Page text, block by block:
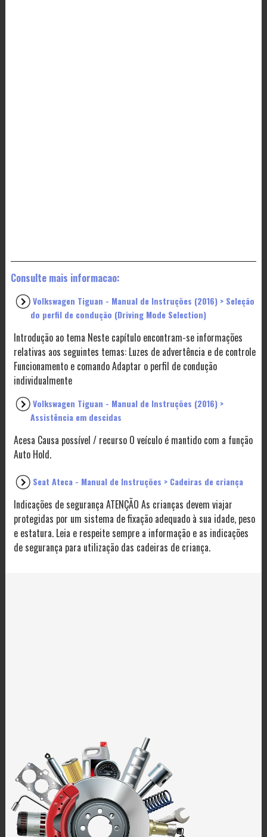
Consulte mais informacao:
Volkswagen Tiguan - Manual de Instruções (2016) > Seleção
do perfil de condução (Driving Mode Selection)
Introdução ao tema Neste capítulo encontram-se informações
relativas aos seguintes temas: Luzes de advertência e de controle
Funcionamento e comando Adaptar o perfil de condução
individualmente
Volkswagen Tiguan - Manual de Instruções (2016) >
Assistência em descidas
Acesa Causa possível / recurso O veículo é mantido com a função
Auto Hold.
Seat Ateca - Manual de Instruções > Cadeiras de criança
Indicações de segurança ATENÇÃO As crianças devem viajar
protegidas por um sistema de fixação adequado à sua idade, peso
e estatura. Leia e respeite sempre a informação e as indicações
de segurança para utilização das cadeiras de criança.